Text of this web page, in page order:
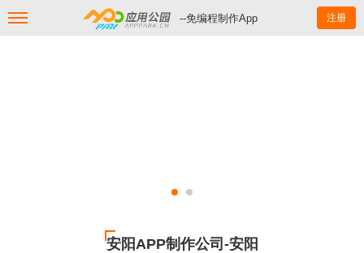
--免编程制作App 注册
安阳APP制作公司-安阳